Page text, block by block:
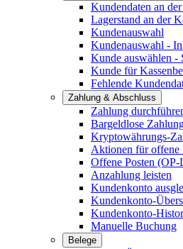
Kundendaten an
Lagerstand an der
Kundenauswahl
Kundenauswahl -
Kunde auswählen -
Kunde für
Fehlende
Zahlung & Abschluss
Zahlung
Bargeldlose
Kryptowährungs-
Aktionen für offene
Offene Posten (OP-
Anzahlung leisten
Kundenkonto
Kundenkonto-
Kundenkonto-
Manuelle Buchung
Belege